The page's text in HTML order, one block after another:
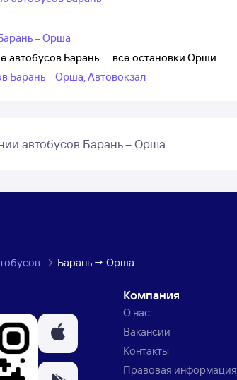
– Орша
автобусов Барань — все остановки Орши
Барань – Орша, Автовокзал
автобусов Барань – Орша
Барань → Орша
Компания
О нас
Вакансии
Контакты
Правовая информация